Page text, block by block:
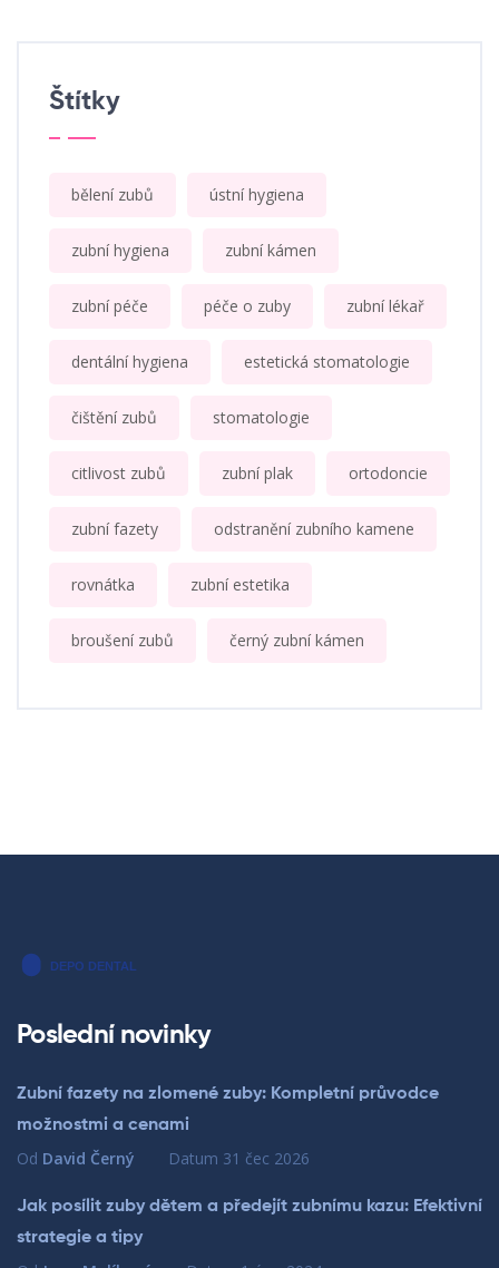
Štítky
bělení zubů ústní hygiena
zubní hygiena zubní kámen
zubní péče péče o zuby zubní lékař
dentální hygiena estetická stomatologie
čištění zubů stomatologie
citlivost zubů zubní plak ortodoncie
zubní fazety odstranění zubního kamene
rovnátka zubní estetika
broušení zubů černý zubní kámen
Poslední novinky
Zubní fazety na zlomené zuby: Kompletní průvodce
možnostmi a cenami
Od David Černý Datum 31 čec 2026
Jak posílit zuby dětem a předejít zubnímu kazu: Efektivní
strategie a tipy